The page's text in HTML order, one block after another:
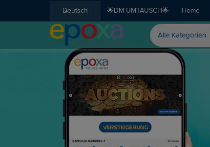
Deutsch 🌟DM UMTAUSCH🌟 Home